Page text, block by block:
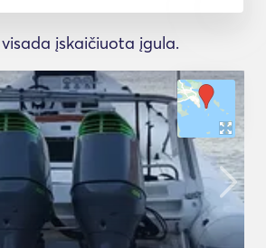
įskaičiuota įgula.